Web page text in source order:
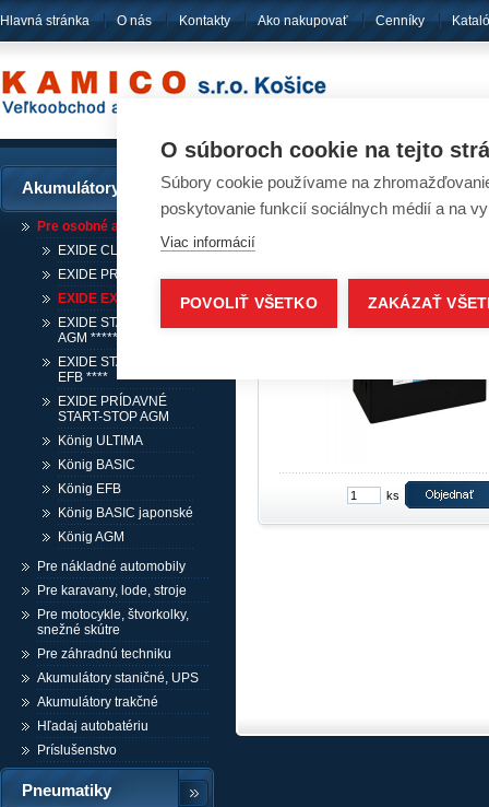
Hlavná stránka O nás Kontakty Ako nakupovať Cenníky
Akumulátory
Pre osobné automobily
EXIDE CLASSIC
EXIDE PREMIUM ***
EXIDE EXCELL **
EXIDE START-STOP
AGM *****
EXIDE START-STOP
EFB ****
EXIDE PRÍDAVNÉ
START-STOP AGM
König ULTIMA
König BASIC
König EFB
König BASIC japonské
König AGM
Pre nákladné automobily
Pre karavany, lode, stroje
Pre motocykle, štvorkolky,
snežné skútre
Pre záhradnú techniku
Akumulátory staničné, UPS
Akumulátory trakčné
Hľadaj autobatériu
Príslušenstvo
Pneumatiky
Akumulátory - EXIDE
ks
O súboroch cookie na tejto
Súbory cookie používame na
poskytovanie funkcií sociálnych médií a na
Viac informácií
POVOLIŤ VŠETKO ZAKÁZAŤ